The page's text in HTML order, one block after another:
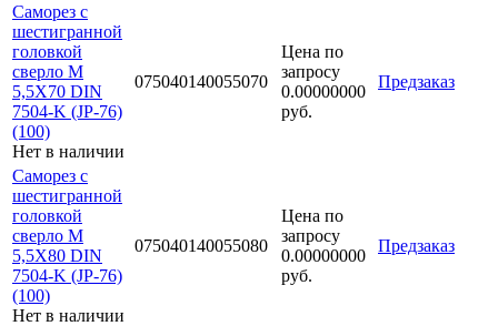
Саморез с
шестигранной
головкой
сверло М
5,5Х70 DIN
7504-K (JP-76)
(100)
Нет в наличии
075040140055070
Цена по
запросу
0.00000000
руб.
Предзаказ
Саморез с
шестигранной
головкой
сверло М
5,5Х80 DIN
7504-K (JP-76)
(100)
Нет в наличии
075040140055080
Цена по
запросу
0.00000000
руб.
Предзаказ